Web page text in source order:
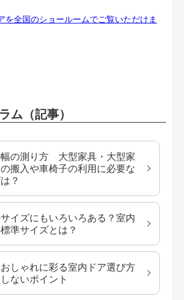
を全国のショールームでご覧いただけま
ム（記事）
幅の測り方 大型家具・大型家
搬入や車椅子の利用に必要な
？
サイズにもいろいろある？室内
準サイズとは？
しゃれに彩る室内ドア選び方
ないポイント